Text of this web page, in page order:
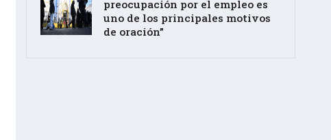
preocupación por el empleo es
uno de los principales motivos
de oración”